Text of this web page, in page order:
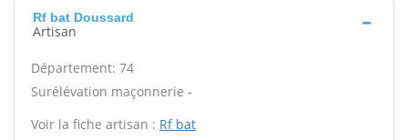
Rf bat Doussard
Artisan
Département: 74
Surélévation maçonnerie -
Voir la fiche artisan : Rf bat